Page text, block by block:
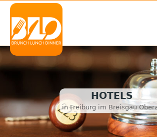
HOTELS
in Freiburg im Breisgau